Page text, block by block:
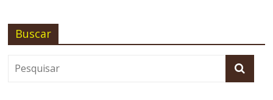
Buscar